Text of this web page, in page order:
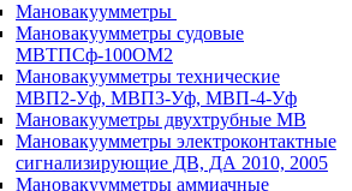
Мановакуумметры
Мановакуумметры судовые
МВТПСф-100ОМ2
Мановакуумметры технические
МВП2-Уф, МВП3-Уф, МВП-4-Уф
Мановакууметры двухтрубные МВ
Мановакуумметры электроконтактные
сигнализирующие ДВ, ДА 2010, 2005
Мановакуумметры аммиачные